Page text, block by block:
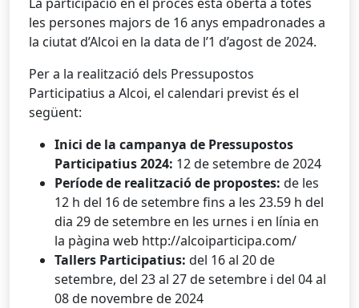
les persones majors de 16 anys empadronades a
la ciutat d’Alcoi en la data de l’1 d’agost de 2024.
Per a la realització dels Pressupostos
Participatius a Alcoi, el calendari previst és el
següent:
Inici de la campanya de Pressupostos
Participatius 2024: 12 de setembre de 2024
Període de realització de propostes: de les
12 h del 16 de setembre fins a les 23.59 h del
dia 29 de setembre en les urnes i en línia en
la pàgina web http://alcoiparticipa.com/
Tallers Participatius: del 16 al 20 de
setembre, del 23 al 27 de setembre i del 04 al
08 de novembre de 2024